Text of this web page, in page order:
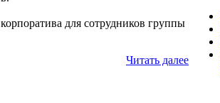
для сотрудников группы
Читать далее